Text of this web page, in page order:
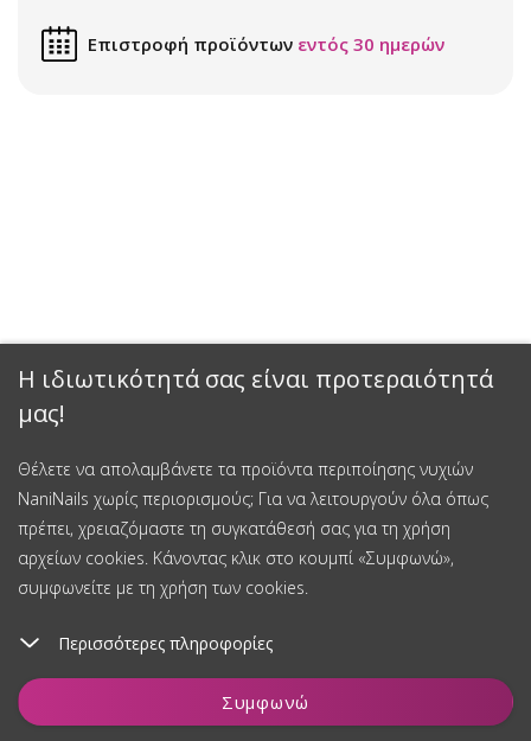
Η ιδιωτικότητά σας είναι προτεραιότητά
μας!
Θέλετε να απολαμβάνετε τα προϊόντα περιποίησης νυχιών
NaniNails χωρίς περιορισμούς; Για να λειτουργούν όλα όπως
πρέπει, χρειαζόμαστε τη συγκατάθεσή σας για τη χρήση
αρχείων cookies. Κάνοντας κλικ στο κουμπί «Συμφωνώ»,
συμφωνείτε με τη χρήση των cookies.
Περισσότερες πληροφορίες
Συμφωνώ
Προσθήκη στο καλάθι
Επιστροφή προϊόντων εντός 30 ημερών
Έκπτωση 15%
Εγγραφείτε στο newsletter μας και κερδίστε έκπτωση 15% στην
πρώτη σας αγορά.
Εγγραφείτε και κερδίστε έκπτωση
Συγκατάθεση για την επεξεργασία δεδομένων προσωπικού